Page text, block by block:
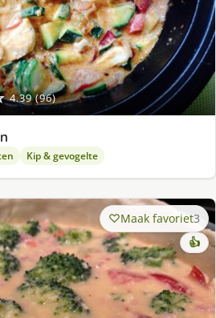
4.39 (96)
Kip & gevogelte
Maak favoriet3
👍